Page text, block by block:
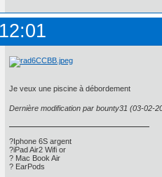
Je veux une piscine à débordement
Dernière modification par bounty31 (03-02-
?Iphone 6S argent
?iPad Air2 Wifi or
? Mac Book Air
? EarPods